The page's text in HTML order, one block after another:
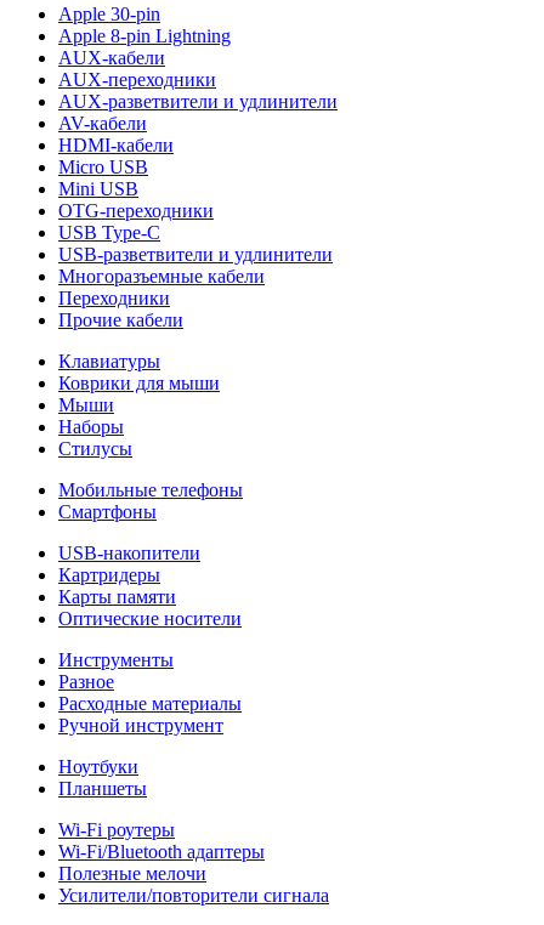
Apple 30-pin
Apple 8-pin Lightning
AUX-кабели
AUX-переходники
AUX-разветвители и удлинители
AV-кабели
HDMI-кабели
Micro USB
Mini USB
OTG-переходники
USB Type-C
USB-разветвители и удлинители
Многоразъемные кабели
Переходники
Прочие кабели
Клавиатуры
Коврики для мыши
Мыши
Наборы
Стилусы
Мобильные телефоны
Смартфоны
USB-накопители
Картридеры
Карты памяти
Оптические носители
Инструменты
Разное
Расходные материалы
Ручной инструмент
Ноутбуки
Планшеты
Wi-Fi роутеры
Wi-Fi/Bluetooth адаптеры
Полезные мелочи
Усилители/повторители сигнала